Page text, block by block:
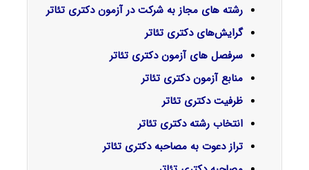
رشته های مجاز به شرکت در آزمون دکتری تئاتر
گرایش‌های دکتری ﺗﺌﺎﺗﺮ
سرفصل‌ های آزمون دکتری تئاتر
منابع آزمون دکتری تئاتر
ظرفیت دکتری تئاتر
انتخاب رشته دکتری تئاتر
تراز دعوت به مصاحبه دکتری تئاتر